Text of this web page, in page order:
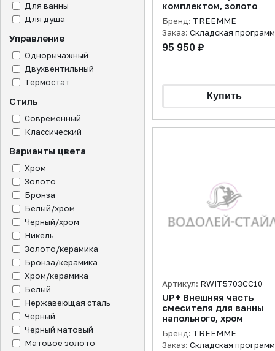
Для ванны
Для душа
Управление
Однорычажный
Двухвентильный
Термостат
Стиль
Современный
Классический
Варианты цвета
Хром
Золото
Бронза
Белый/хром
Черный/хром
Никель
Золото/керамика
Бронза/керамика
Хром/керамика
Белый
Нержавеющая сталь
Черный
Черный матовый
Матовое золото
комплектом, золото
Бренд: TREEMME
Заказ: Складская
95 950 ₽
Артикул: RWIT5703CC10
UP+ Внешняя часть
смесителя для ванны
напольного, хром
Бренд: TREEMME
Заказ: Складская